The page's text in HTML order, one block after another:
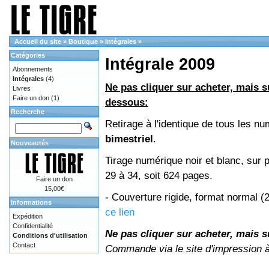
Accueil du site » Boutique » Intégrales »
Intégrale 2009
Ne pas cliquer sur acheter, mais
dessous:
Retirage à l'identique de tous les
bimestriel.
Tirage numérique noir et blanc, sur
29 à 34, soit 624 pages.
- Couverture rigide, format normal
ce lien
Ne pas cliquer sur acheter, mais
Commande via le site d'impression
Catégories
Abonnements
Intégrales (4)
Livres
Faire un don (1)
Recherche
Nouveautés
Faire un don
15,00€
Informations
Expédition
Confidentialité
Conditions d'utilisation
Contact